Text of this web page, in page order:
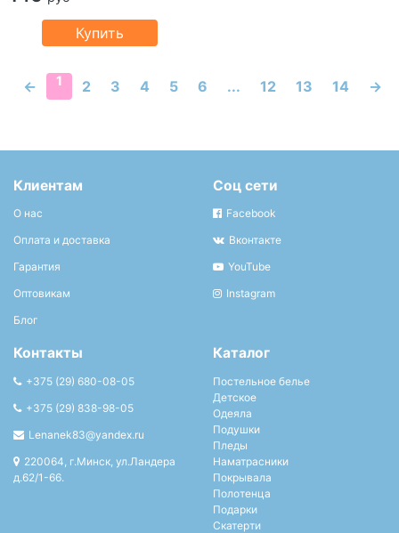
Купить
← 1 2 3 4 5 6 ... 12 13 14 →
Клиентам
О нас
Оплата и доставка
Гарантия
Оптовикам
Блог
Соц сети
Facebook
Вконтакте
YouTube
Instagram
Контакты
+375 (29) 680-08-05
+375 (29) 838-98-05
Lenanek83@yandex.ru
220064, г.Минск, ул.Ландера
д.62/1-66.
Каталог
Постельное белье
Детское
Одеяла
Подушки
Пледы
Наматрасники
Покрывала
Полотенца
Подарки
Скатерти